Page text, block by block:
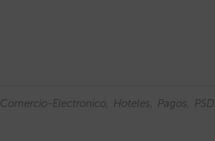
Comercio-Electronico Hoteles Pagos